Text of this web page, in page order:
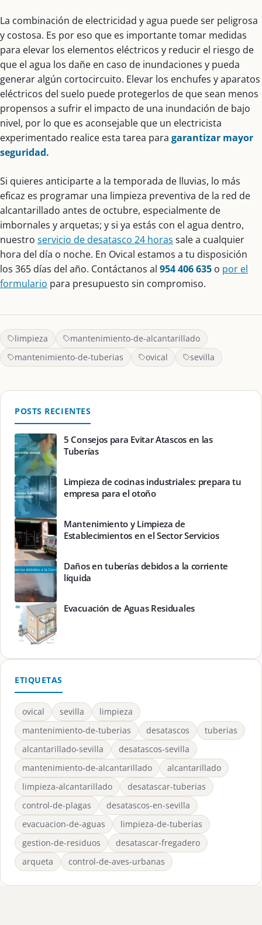
La combinación de electricidad y agua puede ser peligrosa
y costosa. Es por eso que es importante tomar medidas
para elevar los elementos eléctricos y reducir el riesgo de
que el agua los dañe en caso de inundaciones y pueda
generar algún cortocircuito. Elevar los enchufes y aparatos
eléctricos del suelo puede protegerlos de que sean menos
propensos a sufrir el impacto de una inundación de bajo
nivel, por lo que es aconsejable que un electricista
experimentado realice esta tarea para garantizar mayor
seguridad.
Si quieres anticiparte a la temporada de lluvias, lo más
eficaz es programar una limpieza preventiva de la red de
alcantarillado antes de octubre, especialmente de
imbornales y arquetas; y si ya estás con el agua dentro,
nuestro servicio de desatasco 24 horas sale a cualquier
hora del día o noche. En Ovical estamos a tu disposición
los 365 días del año. Contáctanos al 954 406 635 o por el
formulario para presupuesto sin compromiso.
limpieza
mantenimiento-de-alcantarillado
mantenimiento-de-tuberias
ovical sevilla
POSTS RECIENTES
5 Consejos para Evitar Atascos en las
Tuberías
Limpieza de cocinas industriales: prepara tu
empresa para el otoño
Mantenimiento y Limpieza de
Establecimientos en el Sector Servicios
Daños en tuberías debidos a la corriente
líquida
Evacuación de Aguas Residuales
ETIQUETAS
ovical sevilla
limpieza
mantenimiento-de-tuberias
desatascos
tuberias
alcantarillado-sevilla
desatascos-sevilla
mantenimiento-de-alcantarillado
alcantarillado
limpieza-alcantarillado
desatascar-tuberias
control-de-plagas
desatascos-en-sevilla
evacuacion-de-aguas
limpieza-de-tuberias
gestion-de-residuos
desatascar-fregadero
arqueta
control-de-aves-urbanas